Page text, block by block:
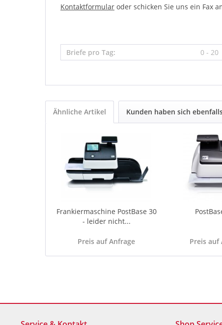
Kontaktformular oder schicken Sie uns ein Fax
Briefe pro Tag: 0 - 20
Ähnliche Artikel Kunden haben sich
Frankiermaschine PostBase 30
- leider nicht...
Preis auf Anfrage Preis auf